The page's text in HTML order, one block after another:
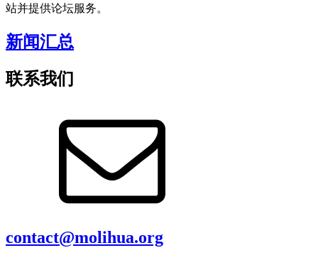
站并提供论坛服务。
新闻汇总
联系我们
contact@molihua.org